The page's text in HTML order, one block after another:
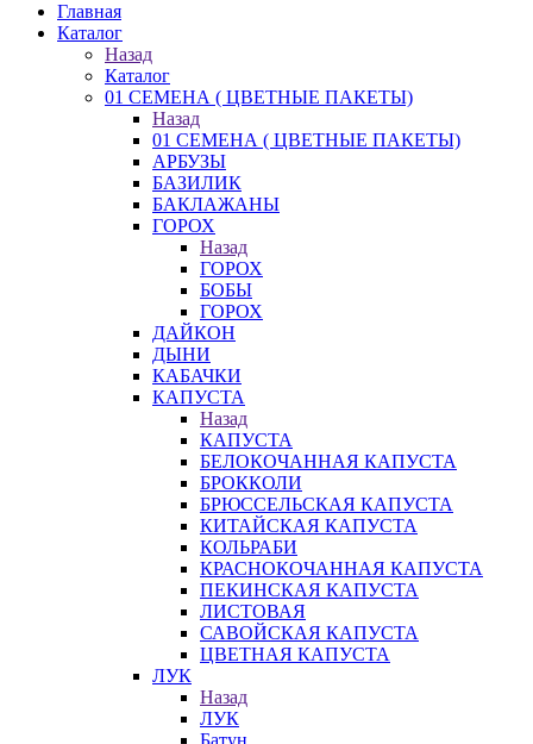
Главная
Каталог
Назад
Каталог
01 СЕМЕНА ( ЦВЕТНЫЕ ПАКЕТЫ)
Назад
01 СЕМЕНА ( ЦВЕТНЫЕ ПАКЕТЫ)
АРБУЗЫ
БАЗИЛИК
БАКЛАЖАНЫ
ГОРОХ
Назад
ГОРОХ
БОБЫ
ГОРОХ
ДАЙКОН
ДЫНИ
КАБАЧКИ
КАПУСТА
Назад
КАПУСТА
БЕЛОКОЧАННАЯ КАПУСТА
БРОККОЛИ
БРЮССЕЛЬСКАЯ КАПУСТА
КИТАЙСКАЯ КАПУСТА
КОЛЬРАБИ
КРАСНОКОЧАННАЯ КАПУСТА
ПЕКИНСКАЯ КАПУСТА
ЛИСТОВАЯ
САВОЙСКАЯ КАПУСТА
ЦВЕТНАЯ КАПУСТА
ЛУК
Назад
ЛУК
Батун